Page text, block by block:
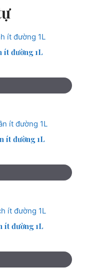
ít đường 1L
ít đường 1L
ít đường 1L